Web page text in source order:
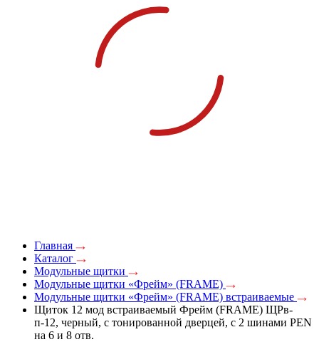
Главная
Каталог
Модульные щитки
Модульные щитки «Фрейм» (FRAME)
Модульные щитки «Фрейм» (FRAME) встраиваемые
Щиток 12 мод встраиваемый Фрейм (FRAME) ЩРв-
п-12, черный, с тонированной дверцей, с 2 шинами PEN
на 6 и 8 отв.